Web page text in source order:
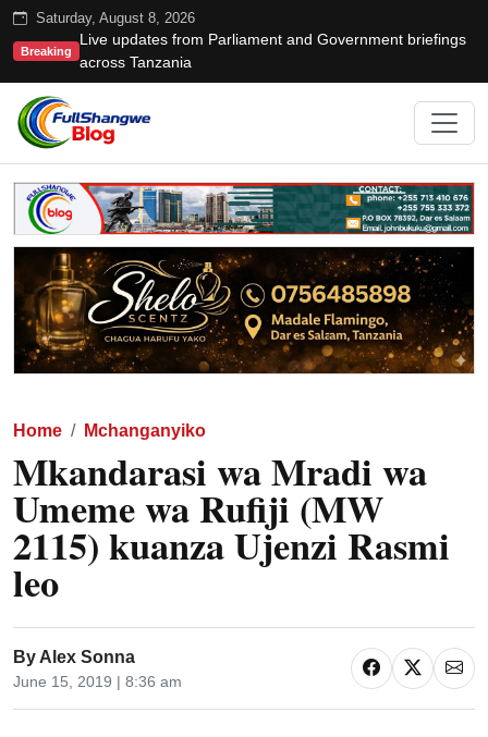
Saturday, August 8, 2026
Breaking
Live updates from Parliament and Government briefings
across Tanzania
Home Mchanganyiko
Mkandarasi wa Mradi wa
Umeme wa Rufiji (MW
2115) kuanza Ujenzi Rasmi
leo
By Alex Sonna
June 15, 2019 | 8:36 am